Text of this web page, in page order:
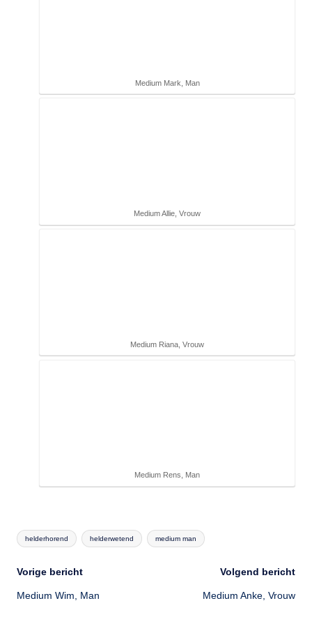
Medium Mark, Man
Medium Allie, Vrouw
Medium Riana, Vrouw
Medium Rens, Man
Tags:
helderhorend helderwetend medium man
Bericht
navigatie
Vorige bericht
Medium Wim, Man
Volgend bericht
Medium Anke, Vrouw